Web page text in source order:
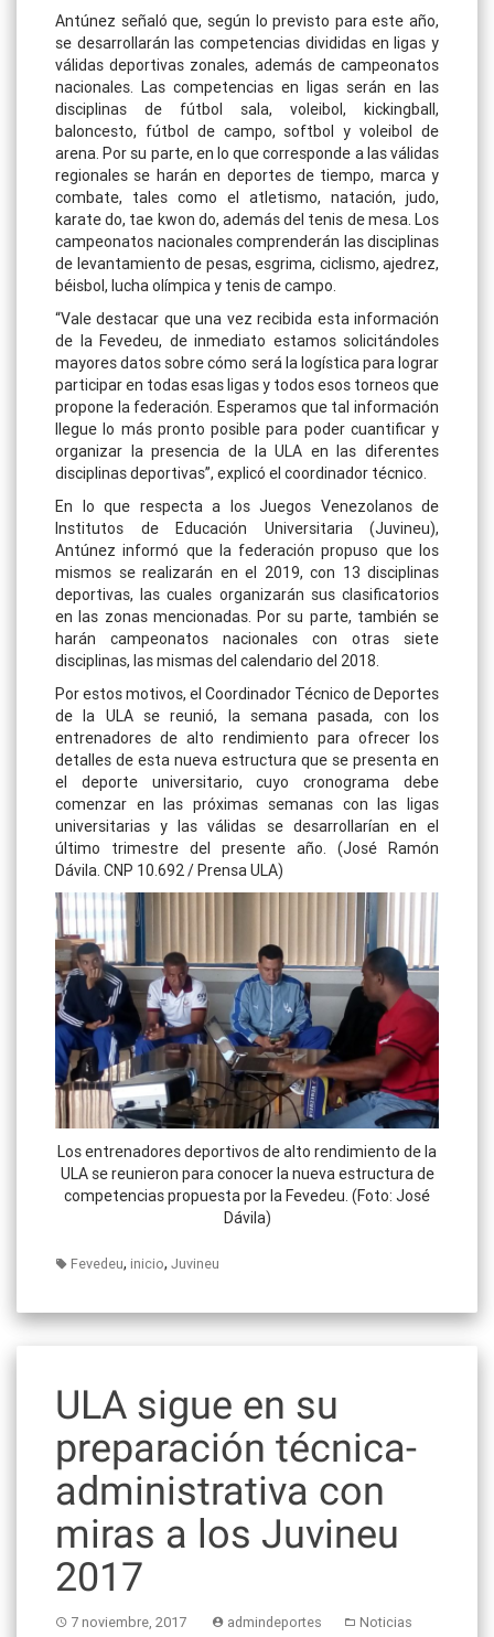
Antúnez señaló que, según lo previsto para este año,
se desarrollarán las competencias divididas en ligas y
válidas deportivas zonales, además de campeonatos
nacionales. Las competencias en ligas serán en las
disciplinas de fútbol sala, voleibol, kickingball,
baloncesto, fútbol de campo, softbol y voleibol de
arena. Por su parte, en lo que corresponde a las válidas
regionales se harán en deportes de tiempo, marca y
combate, tales como el atletismo, natación, judo,
karate do, tae kwon do, además del tenis de mesa. Los
campeonatos nacionales comprenderán las disciplinas
de levantamiento de pesas, esgrima, ciclismo, ajedrez,
béisbol, lucha olímpica y tenis de campo.
“Vale destacar que una vez recibida esta información
de la Fevedeu, de inmediato estamos solicitándoles
mayores datos sobre cómo será la logística para lograr
participar en todas esas ligas y todos esos torneos que
propone la federación. Esperamos que tal información
llegue lo más pronto posible para poder cuantificar y
organizar la presencia de la ULA en las diferentes
disciplinas deportivas”, explicó el coordinador técnico.
En lo que respecta a los Juegos Venezolanos de
Institutos de Educación Universitaria (Juvineu),
Antúnez informó que la federación propuso que los
mismos se realizarán en el 2019, con 13 disciplinas
deportivas, las cuales organizarán sus clasificatorios
en las zonas mencionadas. Por su parte, también se
harán campeonatos nacionales con otras siete
disciplinas, las mismas del calendario del 2018.
Por estos motivos, el Coordinador Técnico de Deportes
de la ULA se reunió, la semana pasada, con los
entrenadores de alto rendimiento para ofrecer los
detalles de esta nueva estructura que se presenta en
el deporte universitario, cuyo cronograma debe
comenzar en las próximas semanas con las ligas
universitarias y las válidas se desarrollarían en el
último trimestre del presente año. (José Ramón
Dávila. CNP 10.692 / Prensa ULA)
Los entrenadores deportivos de alto rendimiento de la
ULA se reunieron para conocer la nueva estructura de
competencias propuesta por la Fevedeu. (Foto: José
Dávila)
Fevedeu, inicio, Juvineu
ULA sigue en su
preparación técnica-
administrativa con
miras a los Juvineu
2017
7 noviembre, 2017 admindeportes Noticias